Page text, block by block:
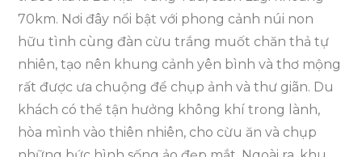
70km. Nơi đây nổi bật với phong cảnh núi non
hữu tình cùng đàn cừu trắng muốt chăn thả tự
nhiên, tạo nên khung cảnh yên bình và thơ mộng
rất được ưa chuộng để chụp ảnh và thư giãn. Du
khách có thể tận hưởng không khí trong lành,
hòa mình vào thiên nhiên, cho cừu ăn và chụp